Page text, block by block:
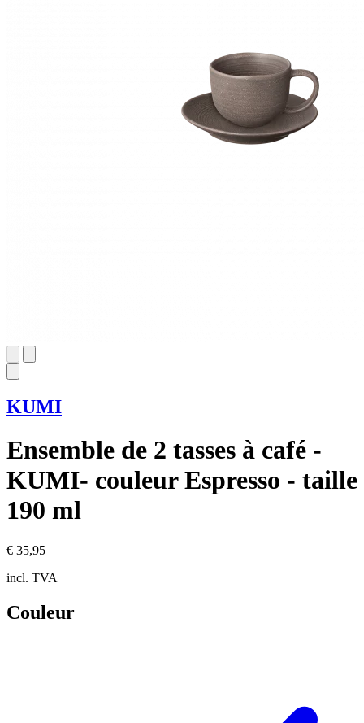
KUMI
Ensemble de 2 tasses à café -
KUMI- couleur Espresso - taille
190 ml
€ 35,95
incl. TVA
Couleur